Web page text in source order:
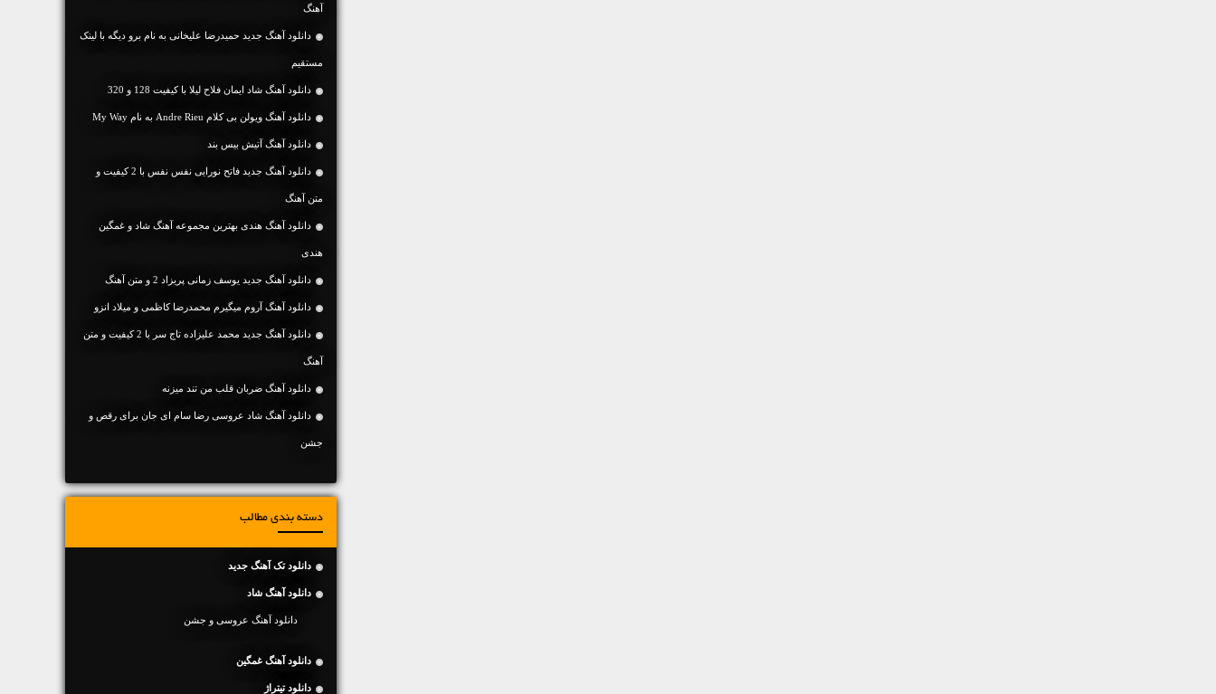
آهنگ
دانلود آهنگ جديد حمیدرضا علیخانی به نام برو دیگه با لینک
مستقیم
دانلود آهنگ شاد ایمان فلاح لیلا با کیفیت 128 و 320
دانلود آهنگ ویولن بی کلام Andre Rieu به نام My Way
دانلود آهنگ آتیش بیس بند
دانلود آهنگ جديد فاتح نورایی نفس نفس با 2 کیفیت و
متن آهنگ
دانلود آهنگ هندی بهترین مجموعه آهنگ شاد و غمگین
هندی
دانلود آهنگ جديد یوسف زمانی پریزاد 2 و متن آهنگ
دانلود آهنگ آروم میگیرم محمدرضا کاظمی و میلاد انزو
دانلود آهنگ جديد محمد علیزاده تاج سر با 2 کیفیت و متن
آهنگ
دانلود آهنگ ضربان قلب من تند میزنه
دانلود آهنگ شاد عروسی رضا سام ای جان برای رقص و
جشن
دسته بندی مطالب
دانلود تک آهنگ جدید
دانلود آهنگ شاد
دانلود آهنگ عروسی و جشن
دانلود آهنگ غمگین
دانلود تیتراژ